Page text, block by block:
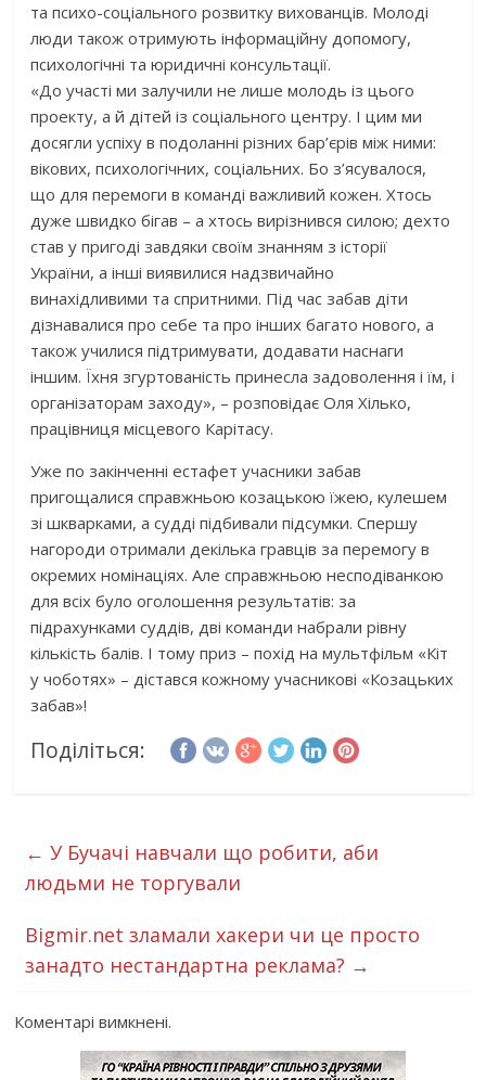
та психо-соціального розвитку вихованців. Молоді
люди також отримують інформаційну допомогу,
психологічні та юридичні консультації.
«До участі ми залучили не лише молодь із цього
проекту, а й дітей із соціального центру. І цим ми
досягли успіху в подоланні різних бар’єрів між ними:
вікових, психологічних, соціальних. Бо з’ясувалося,
що для перемоги в команді важливий кожен. Хтось
дуже швидко бігав – а хтось вирізнився силою; дехто
став у пригоді завдяки своїм знанням з історії
України, а інші виявилися надзвичайно
винахідливими та спритними. Під час забав діти
дізнавалися про себе та про інших багато нового, а
також училися підтримувати, додавати наснаги
іншим. Їхня згуртованість принесла задоволення і їм, і
організаторам заходу», – розповідає Оля Хілько,
працівниця місцевого Карітасу.
Уже по закінченні естафет учасники забав
пригощалися справжньою козацькою їжею, кулешем
зі шкварками, а судді підбивали підсумки. Спершу
нагороди отримали декілька гравців за перемогу в
окремих номінаціях. Але справжньою несподіванкою
для всіх було оголошення результатів: за
підрахунками суддів, дві команди набрали рівну
кількість балів. І тому приз – похід на мультфільм «Кіт
у чоботях» – дістався кожному учасникові «Козацьких
забав»!
Поділіться:
← У Бучачі навчали що робити, аби
людьми не торгували
Bigmir.net зламали хакери чи це просто
занадто нестандартна реклама? →
Коментарі вимкнені.